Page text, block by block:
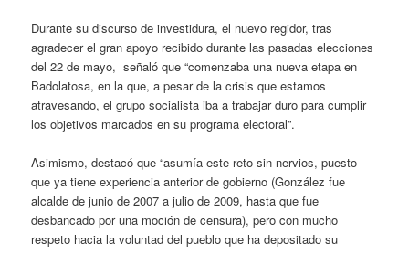
Durante su discurso de investidura, el nuevo regidor, tras
agradecer el gran apoyo recibido durante las pasadas elecciones
del 22 de mayo, señaló que “comenzaba una nueva etapa en
Badolatosa, en la que, a pesar de la crisis que estamos
atravesando, el grupo socialista iba a trabajar duro para cumplir
los objetivos marcados en su programa electoral”.
Asimismo, destacó que “asumía este reto sin nervios, puesto
que ya tiene experiencia anterior de gobierno (González fue
alcalde de junio de 2007 a julio de 2009, hasta que fue
desbancado por una moción de censura), pero con mucho
respeto hacia la voluntad del pueblo que ha depositado su